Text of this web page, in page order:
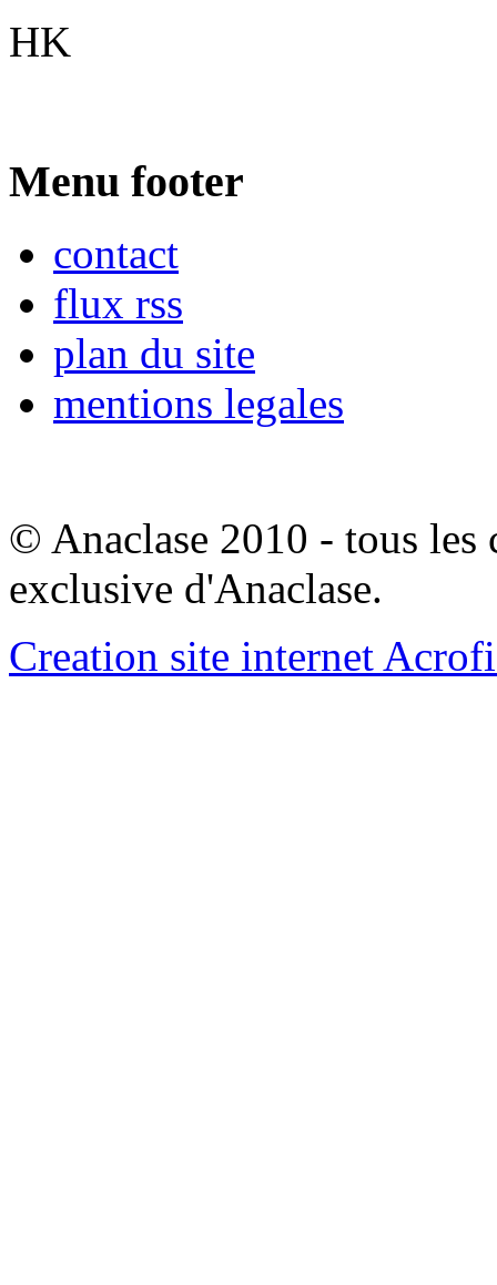
HK
Menu footer
contact
flux rss
plan du site
mentions legales
© Anaclase 2010 - tous les
exclusive d'Anaclase.
Creation site internet